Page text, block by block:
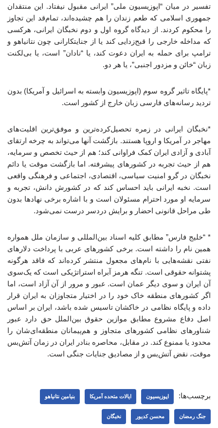
تفسیر در میان “اپوزیسیون ملی” ایرانی مقبول نیفتاد. این منتقدان
جمهوری اسلامی که طعم زندان را هم چشیده‌اند، تمام‌قد این تجاوز
را محکوم کردند. از دیدگاه گروه اول و دوم نخبگان ایرانی، هرکسی
که مداخله خارجی را قبح‌زدایی کند یا از جنایتکارانی چون نتانیاهو و
ترامپ برای حمله به ایران دعوت کند، یا “نادان” است، یا بی‌لکنت
زبان “خائن و مزدور اجنبی”، یا هر دو.
*پایگاه تاثیر گروه سوم (اپوزیسیون وابسته به اسرائیل و آمریکا) بدون
تردید رسانه‌های فارسی زبان خارج از کشور است.
*نخبگان ایرانی در زمره تحصیل‌کرده‌ترین و موفق‌ترین اقلیت‌های
مهاجر در آمریکا و اروپا هستند. بازگشت آنها می‌تواند به چرخه ارتقای
آبادی و آزادی ایران کمک فراوانی کند؛ هم از حیث تخصص و سرمایه،
هم از حیث تجربه در کشورهای پیشرفته. اما بازگشت موقت یا دائم
نخبگان در گرو امنیت سیاسی، اقتصادی، اجتماعی و فرهنگی واقعی
است. نخبه ایرانی باید احساس کند که در کشورش دانش، تجربه و
سرمایه او مورد احترام مسئولان است و با اشاره برخی نهادها بدون
طی مراحل قانونی احضار و برایش دردسر درست نمی‌شود.
* “خلیج فارس” مطابق کلیه اسناد بین‌المللی و سازمان ملل همواره
همین نام را داشته است. برخی کشورهای عربی با پرداخت دلارهای
نفتی نقشه‌هایی با نام‌های مجعول منتشر کرده‌اند که فاقد هرگونه
پشتوانه حقوقی است. تنگه هرمز آبراه استراتژیکی است که یک‌سوی
آن ایران و سوی دیگر عمان است. عبور و مرور از آن آزاد است، اما
اگر کشورهای منطقه خاک خود را در اختیار متجاوزان به ایران قرار
داده و پایگاه نظامی در خاکشان تاسیس شده باشد، ایران بر اساس
اصل دفاع مشروع مطابق موازین حقوق بین‌الملل حق دارد عبور
شناورهای نظامی کشورهای متجاوز و هم‌پیمانان منطقه‌ای‌شان را
محدود یا ممنوع کند. در مقابل، محاصره بنادر ایران در زمان آتش‌بس
موقت، نقض آتش‌بس و از مصادیق جنایات جنگی است.
برچسب‌ها: اپوزیسیون ایالات متحده آمریکا بنیامین نتانیاهو
جنگ رمضان محسن کدیور نخبگان